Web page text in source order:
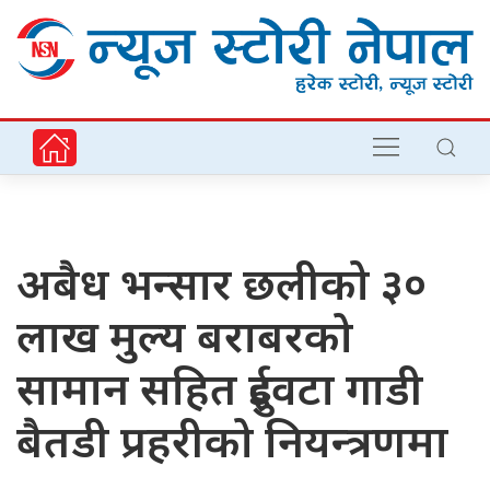
अबैध भन्सार छलीको ३०
लाख मुल्य बराबरको
सामान सहित दुईवटा गाडी
बैतडी प्रहरीको नियन्त्रणमा